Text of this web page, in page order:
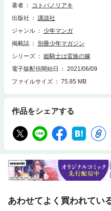
著者
コトバノリアキ
出版社
講談社
ジャンル
少年マンガ
掲載誌
別冊少年マガジン
シリーズ
姫騎士は蛮族の嫁
電子版配信開始日
2021/06/09
ファイルサイズ
75.85 MB
作品をシェアする
あわせてよく買われてい